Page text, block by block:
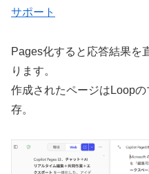
サポート
Pages化すると応答結果を
ります。
作成されたページはLoop
存。